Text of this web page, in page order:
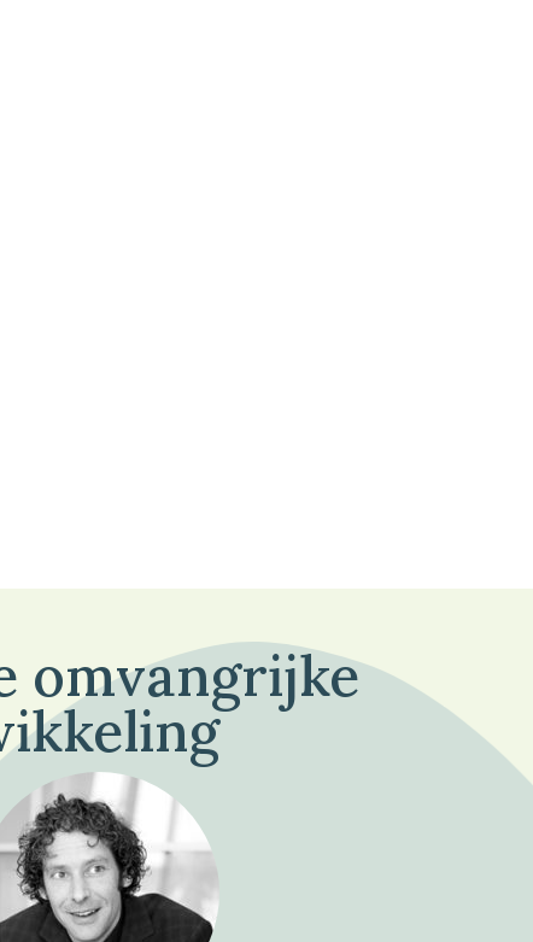
omvangrijke